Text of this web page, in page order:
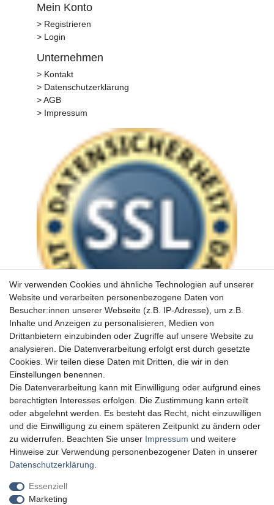
Mein Konto
> Registrieren
> Login
Unternehmen
> Kontakt
> Datenschutzerklärung
> AGB
> Impressum
Wir verwenden Cookies und ähnliche Technologien auf unserer
Website und verarbeiten personenbezogene Daten von
Besucher:innen unserer Webseite (z.B. IP-Adresse), um z.B.
Inhalte und Anzeigen zu personalisieren, Medien von
Drittanbietern einzubinden oder Zugriffe auf unsere Website zu
analysieren. Die Datenverarbeitung erfolgt erst durch gesetzte
Cookies. Wir teilen diese Daten mit Dritten, die wir in den
Einstellungen benennen.
Die Datenverarbeitung kann mit Einwilligung oder aufgrund eines
berechtigten Interesses erfolgen. Die Zustimmung kann erteilt
oder abgelehnt werden. Es besteht das Recht, nicht einzuwilligen
und die Einwilligung zu einem späteren Zeitpunkt zu ändern oder
zu widerrufen. Beachten Sie unser Impressum und weitere
Hinweise zur Verwendung personenbezogener Daten in unserer
Daten­schutz­erklärung
Essenziell
Marketing